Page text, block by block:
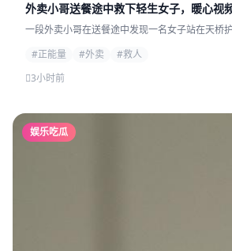
外卖小哥送餐途中救下轻生女子，暖心视
一段外卖小哥在送餐途中发现一名女子站在天桥
#正能量
#外卖
#救人
3小时前
娱乐吃瓜